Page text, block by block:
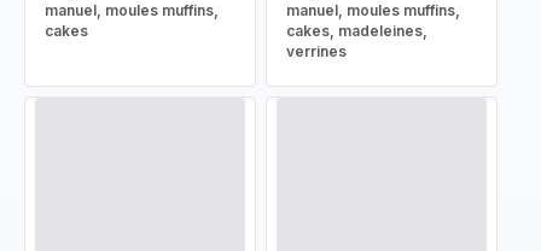
manuel, moules muffins,
cakes
manuel, moules muffins,
cakes, madeleines,
verrines